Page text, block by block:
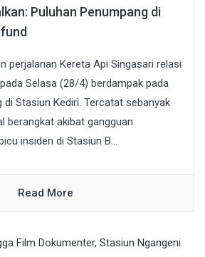
Puluhan Penumpang di
perjalanan Kereta Api Singasari relasi
Selasa (28/4) berdampak pada
di Stasiun Kediri. Tercatat sebanyak
berangkat akibat gangguan
insiden di Stasiun B...
Read More